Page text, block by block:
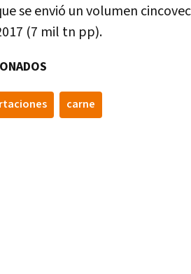
se envió un volumen
(7 mil tn pp).
carne